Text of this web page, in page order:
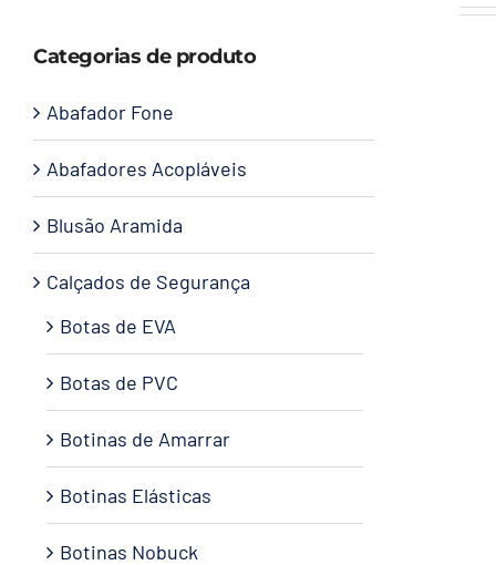
Categorias de produto
Abafador Fone
Abafadores Acopláveis
Blusão Aramida
Calçados de Segurança
Botas de EVA
Botas de PVC
Botinas de Amarrar
Botinas Elásticas
Botinas Nobuck